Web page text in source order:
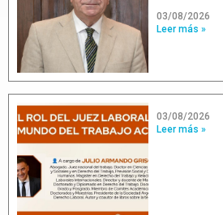
03/08/2026
Leer más »
03/08/2026
Leer más »